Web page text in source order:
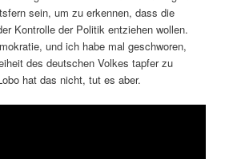
sein, um zu erkennen, dass die
Kontrolle der Politik entziehen wollen.
und ich habe mal geschworen,
des deutschen Volkes tapfer zu
hat das nicht, tut es aber.